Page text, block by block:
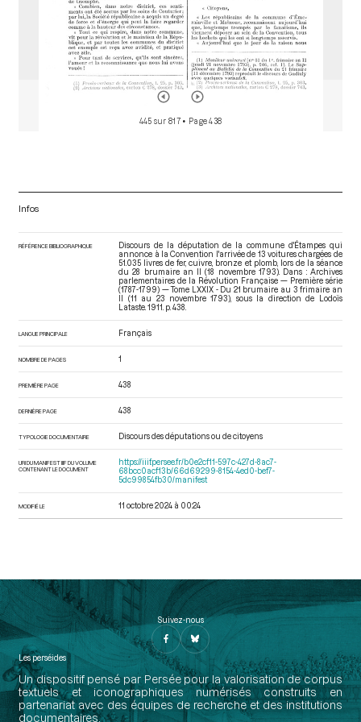
445 sur 817 • Page 438
Infos
RÉFÉRENCE BIBLIOGRAPHIQUE
Discours de la députation de la commune d'Étampes qui
annonce à la Convention l'arrivée de 13 voitures chargées de
51.035 livres de fer, cuivre, bronze et plomb, lors de la séance
du 28 brumaire an II (18 novembre 1793). Dans : Archives
parlementaires de la Révolution Française — Première série
(1787-1799) — Tome LXXIX - Du 21 brumaire au 3 frimaire an
II (11 au 23 novembre 1793) , sous la direction de Lodoïs
Lataste. 1911. p. 438.
LANGUE PRINCIPALE Français
NOMBRE DE PAGES 1
PREMIÈRE PAGE 438
DERNIÈRE PAGE 438
TYPOLOGIE DOCUMENTAIRE Discours des députations ou de citoyens
URI DU MANIFEST IIIF DU VOLUME
CONTENANT LE DOCUMENT
https://iiif.persee.fr/b0e2cf11-597c-427d-8ac7-
68bcc0acf13b/66d69299-8154-4ed0-bef7-
5dc99854fb30/manifest
MODIFIÉ LE 11 octobre 2024 à 00:24
Suivez-nous
Les perséides
Un dispositif pensé par Persée pour la valorisation de corpus
textuels et iconographiques numérisés construits en
partenariat avec des équipes de recherche et des institutions
documentaires.